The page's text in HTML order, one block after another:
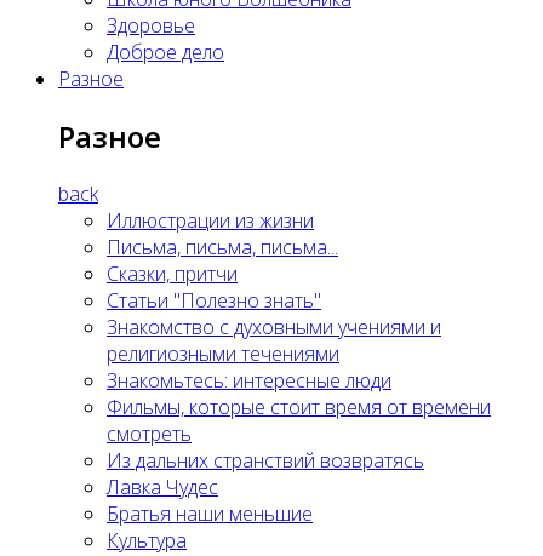
Здоровье
Доброе дело
Разное
Разное
back
Иллюстрации из жизни
Письма, письма, письма...
Сказки, притчи
Статьи "Полезно знать"
Знакомство с духовными учениями и
религиозными течениями
Знакомьтесь: интересные люди
Фильмы, которые стоит время от времени
смотреть
Из дальних странствий возвратясь
Лавка Чудес
Братья наши меньшие
Культура